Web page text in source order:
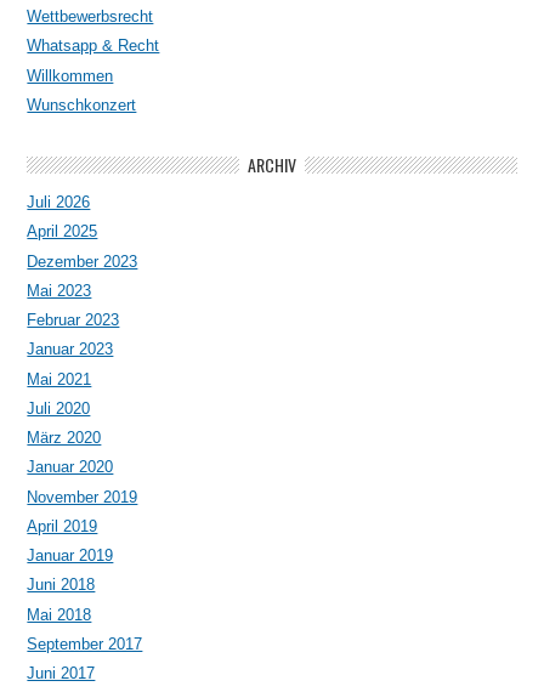
Wettbewerbsrecht
Whatsapp & Recht
Willkommen
Wunschkonzert
ARCHIV
Juli 2026
April 2025
Dezember 2023
Mai 2023
Februar 2023
Januar 2023
Mai 2021
Juli 2020
März 2020
Januar 2020
November 2019
April 2019
Januar 2019
Juni 2018
Mai 2018
September 2017
Juni 2017